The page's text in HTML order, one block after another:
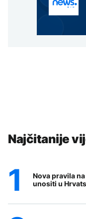
Najčitanije
Nova pravila
unositi u